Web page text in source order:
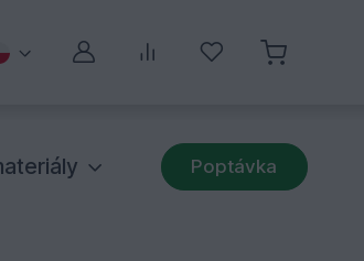
Můj účetPorovnávání
Oblíbené
Poptávka